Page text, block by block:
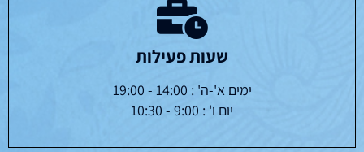
שעות פעילות
ימים א'-ה' : 14:00 - 19:00
יום ו' : 9:00 - 10:30